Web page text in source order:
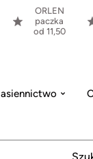
ORLEN
paczka
od 11,50